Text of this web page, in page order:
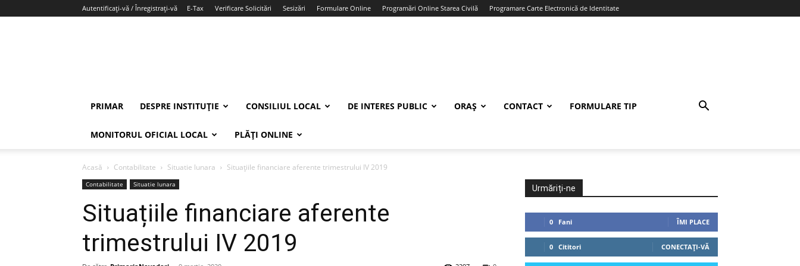
Autentificați-vă / Înregistrați-vă E-Tax Verificare Solicitări Sesizări Formulare Online Programări Online Starea Civilă Programare Carte Electronică de Identitate
PRIMAR DESPRE INSTITUȚIE CONSILIUL LOCAL DE INTERES PUBLIC ORAȘ CONTACT FORMULARE TIP
MONITORUL OFICIAL LOCAL PLĂȚI ONLINE
Acasă Contabilitate Situatie lunara Situațiile financiare aferente trimestrului IV 2019
Contabilitate Situatie lunara
Situațiile financiare aferente
trimestrului IV 2019
Urmăriți-ne
0 Fani ÎMI PLACE
0 Cititori CONECTAȚI-VĂ